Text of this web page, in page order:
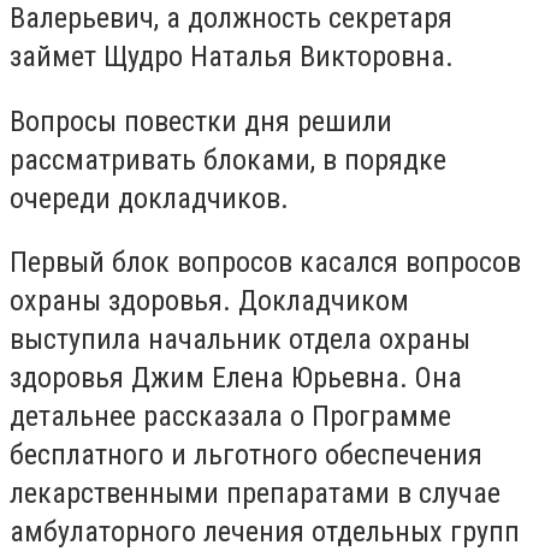
Валерьевич, а должность секретаря
займет Щудро Наталья Викторовна.
Вопросы повестки дня решили
рассматривать блоками, в порядке
очереди докладчиков.
Первый блок вопросов касался вопросов
охраны здоровья. Докладчиком
выступила начальник отдела охраны
здоровья Джим Елена Юрьевна. Она
детальнее рассказала о Программе
бесплатного и льготного обеспечения
лекарственными препаратами в случае
амбулаторного лечения отдельных групп